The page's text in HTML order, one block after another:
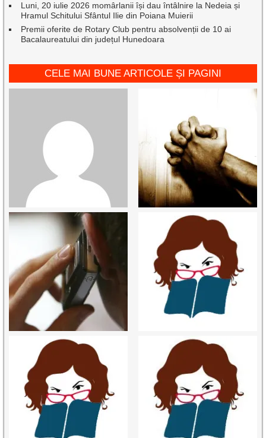
Luni, 20 iulie 2026 momârlanii își dau întâlnire la Nedeia și
Hramul Schitului Sfântul Ilie din Poiana Muierii
Premii oferite de Rotary Club pentru absolvenții de 10 ai
Bacalaureatului din județul Hunedoara
CELE MAI BUNE ARTICOLE ȘI PAGINI